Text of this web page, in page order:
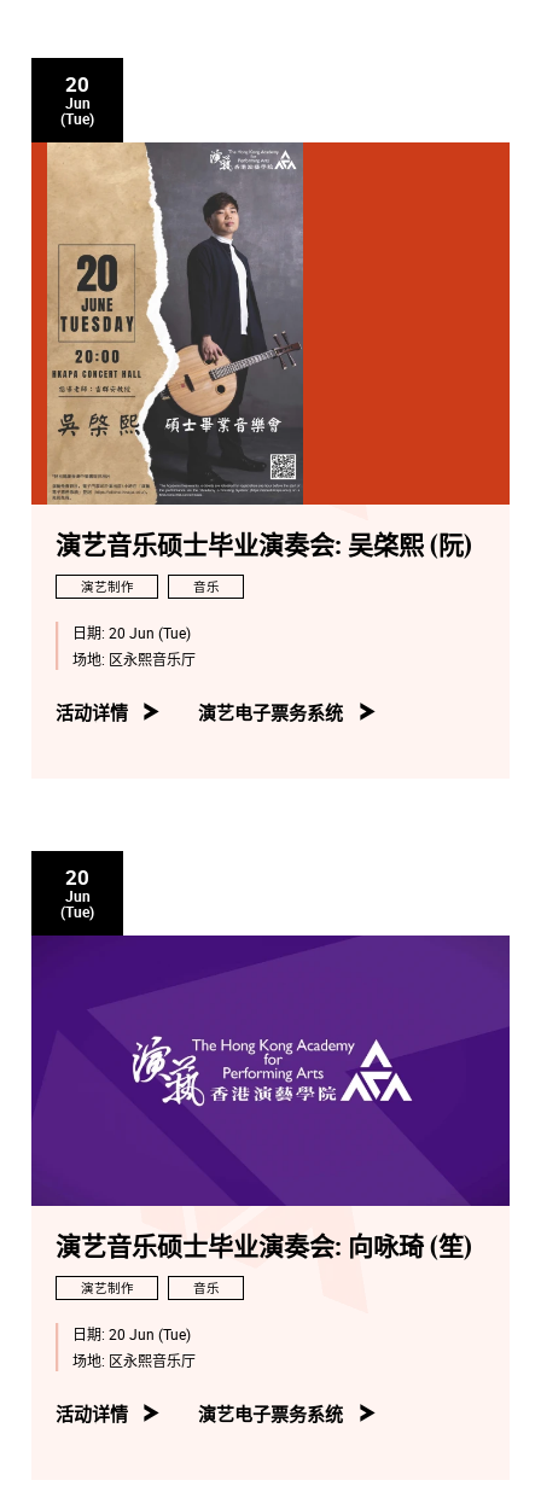
20
Jun
(Tue)
演艺音乐硕士毕业演奏会: 吴棨熙 (阮)
演艺制作 音乐
日期: 20 Jun (Tue)
场地: 区永熙音乐厅
活动详情 演艺电子票务系统
20
Jun
(Tue)
演艺音乐硕士毕业演奏会: 向咏琦 (笙)
演艺制作 音乐
日期: 20 Jun (Tue)
场地: 区永熙音乐厅
活动详情 演艺电子票务系统